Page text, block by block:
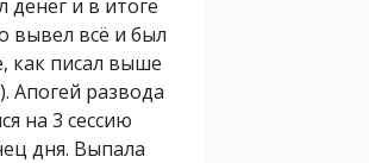
денег и в итоге
вывел всё и был
как писал выше
Апогей развода
на 3 сессию
дня. Выпала